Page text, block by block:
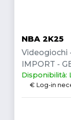
NBA 2K25
Videogiochi
IMPORT -
Disponibilità:
€ Log-in